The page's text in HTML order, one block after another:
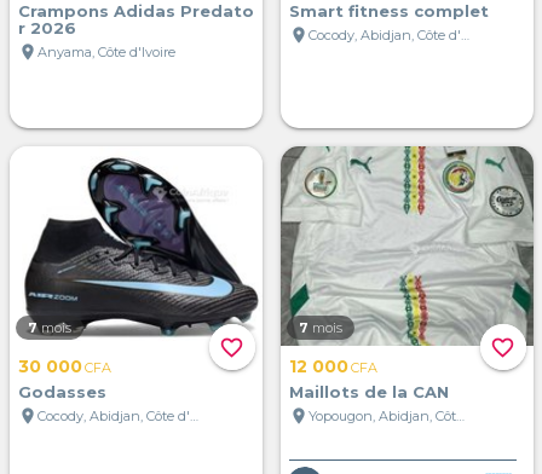
Crampons Adidas Predato
r 2026
location_on Anyama, Côte d'Ivoire
Smart fitness complet
location_on
Cocody, Abidjan, Côte d'Ivoire
favorite_border
7 mois
30 000CFA
Godasses
location_on
Cocody, Abidjan, Côte d'Ivoire
favorite_border
7 mois
12 000CFA
Maillots de la CAN
location_on
Yopougon, Abidjan, Côte d'Ivoire